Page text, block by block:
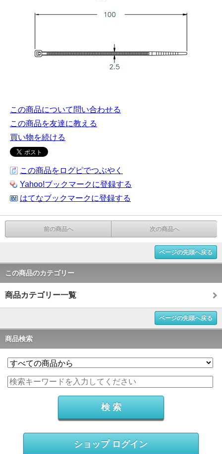
この商品について問い合わせる
この商品を友達に教える
買い物を続ける
この商品をログピでつぶやく
Yahoo!ブックマークに登録する
はてなブックマークに登録する
前の商品へ 次の商品へ
ページの先頭へ戻る
この商品のカテゴリー
商品カテゴリー一覧
ページの先頭へ戻る
商品検索
ショップ ログイン